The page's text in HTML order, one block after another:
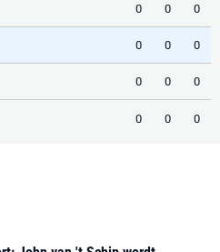
0 0 0
0 0 0
0 0 0
0 0 0